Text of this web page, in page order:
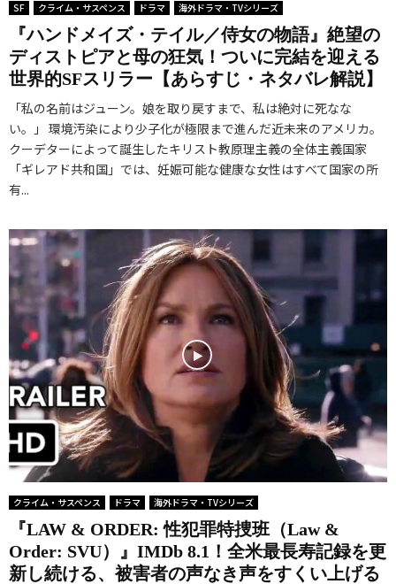
SF クライム・サスペンス ドラマ 海外ドラマ・TVシリーズ
『ハンドメイズ・テイル／侍女の物語』絶望の
ディストピアと母の狂気！ついに完結を迎える
世界的SFスリラー【あらすじ・ネタバレ解説】
「私の名前はジューン。娘を取り戻すまで、私は絶対に死なな
い。」 環境汚染により少子化が極限まで進んだ近未来のアメリカ。
クーデターによって誕生したキリスト教原理主義の全体主義国家
「ギレアド共和国」では、妊娠可能な健康な女性はすべて国家の所
有...
クライム・サスペンス ドラマ 海外ドラマ・TVシリーズ
『LAW & ORDER: 性犯罪特捜班（Law &
Order: SVU）』IMDb 8.1！全米最長寿記録を更
新し続ける、被害者の声なき声をすくい上げる